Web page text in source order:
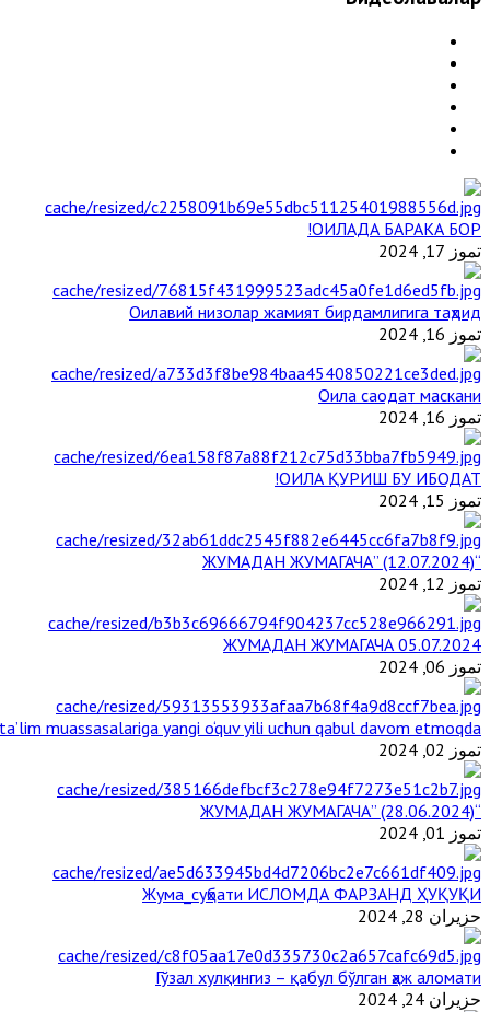
ОИЛАДА БАРАКА БОР!
تموز 17, 2024
Оилавий низолар жамият бирдамлигига таҳдид
تموز 16, 2024
Оила саодат маскани
تموز 16, 2024
ОИЛА ҚУРИШ БУ ИБОДАТ!
تموز 15, 2024
“ЖУМАДАН ЖУМАГАЧА” (12.07.2024)
تموز 12, 2024
ЖУМАДАН ЖУМАГАЧА 05.07.2024
تموز 06, 2024
muassasalariga yangi o‘quv yili uchun qabul davom etmoqda
تموز 02, 2024
“ЖУМАДАН ЖУМАГАЧА” (28.06.2024)
تموز 01, 2024
Жума_суҳбати ИСЛОМДА ФАРЗАНД ҲУҚУҚИ
حزيران 28, 2024
Гўзал хулқингиз – қабул бўлган ҳаж аломати
حزيران 24, 2024